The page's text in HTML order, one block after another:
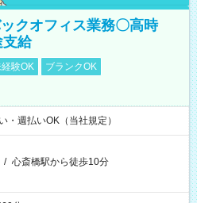
クオフィス業務〇高時
支給
験OK
ブランクOK
週払いOK（当社規定）
/ 心斎橋駅から徒歩10分